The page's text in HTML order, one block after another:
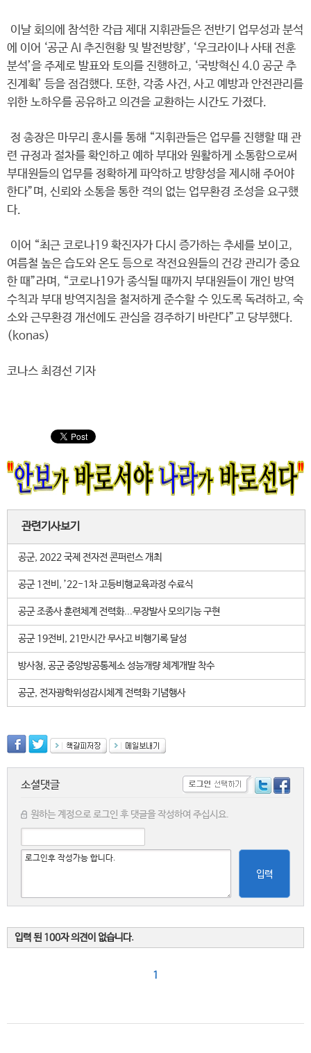
이날 회의에 참석한 각급 제대 지휘관들은 전반기 업무성과 분석
에 이어 ‘공군 AI 추진현황 및 발전방향’, ‘우크라이나 사태 전훈
분석’을 주제로 발표와 토의를 진행하고, ‘국방혁신 4.0 공군 추
진계획’ 등을 점검했다. 또한, 각종 사건, 사고 예방과 안전관리를
위한 노하우를 공유하고 의견을 교환하는 시간도 가졌다.
정 총장은 마무리 훈시를 통해 “지휘관들은 업무를 진행할 때 관
련 규정과 절차를 확인하고 예하 부대와 원활하게 소통함으로써
부대원들의 업무를 정확하게 파악하고 방향성을 제시해 주어야
한다”며, 신뢰와 소통을 통한 격의 없는 업무환경 조성을 요구했
다.
이어 “최근 코로나19 확진자가 다시 증가하는 추세를 보이고,
여름철 높은 습도와 온도 등으로 작전요원들의 건강 관리가 중요
한 때”라며, “코로나19가 종식될 때까지 부대원들이 개인 방역
수칙과 부대 방역지침을 철저하게 준수할 수 있도록 독려하고, 숙
소와 근무환경 개선에도 관심을 경주하기 바란다”고 당부했다.
(konas)
코나스 최경선 기자
관련기사보기
공군, 2022 국제 전자전 콘퍼런스 개최
공군 1전비, ’22-1차 고등비행교육과정 수료식
공군 조종사 훈련체계 전력화...무장발사 모의기능 구현
공군 19전비, 21만시간 무사고 비행기록 달성
방사청, 공군 중앙방공통제소 성능개량 체계개발 착수
공군, 전자광학위성감시체계 전력화 기념행사
소셜댓글
원하는 계정으로 로그인 후 댓글을 작성하여 주십시요.
입력
입력 된 100자 의견이 없습니다.
1